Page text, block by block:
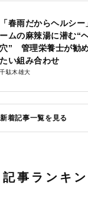
「春雨だからヘルシ
ームの麻辣湯に潜む“
穴” 管理栄養士が勧
たい組み合わせ
千駄木雄大
新着記事一覧を見る
記事ランキ